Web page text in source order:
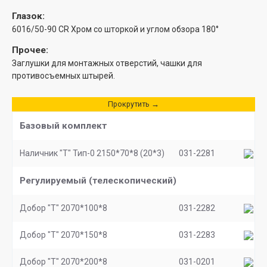
Глазок:
6016/50-90 CR Хром со шторкой и углом обзора 180°
Прочее:
Заглушки для монтажных отверстий, чашки для
противосъемных штырей.
Прокрутить →
Базовый комплект
Наличник "Т" Тип-0 2150*70*8 (20*3) 031-2281
Регулируемый (телескопический)
Добор "Т" 2070*100*8 031-2282
Добор "Т" 2070*150*8 031-2283
Добор "Т" 2070*200*8 031-0201